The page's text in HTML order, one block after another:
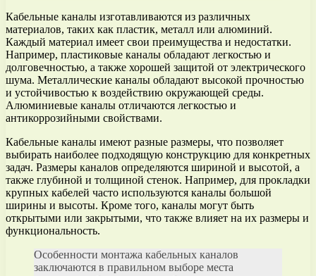
Кабельные каналы изготавливаются из различных
материалов, таких как пластик, металл или алюминий.
Каждый материал имеет свои преимущества и недостатки.
Например, пластиковые каналы обладают легкостью и
долговечностью, а также хорошей защитой от электрического
шума. Металлические каналы обладают высокой прочностью
и устойчивостью к воздействию окружающей среды.
Алюминиевые каналы отличаются легкостью и
антикоррозийными свойствами.
Кабельные каналы имеют разные размеры, что позволяет
выбирать наиболее подходящую конструкцию для конкретных
задач. Размеры каналов определяются шириной и высотой, а
также глубиной и толщиной стенок. Например, для прокладки
крупных кабелей часто используются каналы большой
ширины и высоты. Кроме того, каналы могут быть
открытыми или закрытыми, что также влияет на их размеры и
функциональность.
Особенности монтажа кабельных каналов
заключаются в правильном выборе места